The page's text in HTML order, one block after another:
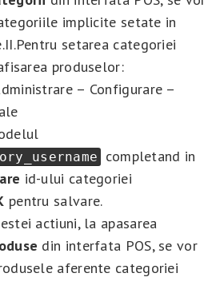
implicite setate in
setarea categoriei
produselor:
– Configurare –
completand in
id-ului categoriei
pentru salvare.
actiuni, la apasarea
din interfata POS, se vor
aferente categoriei